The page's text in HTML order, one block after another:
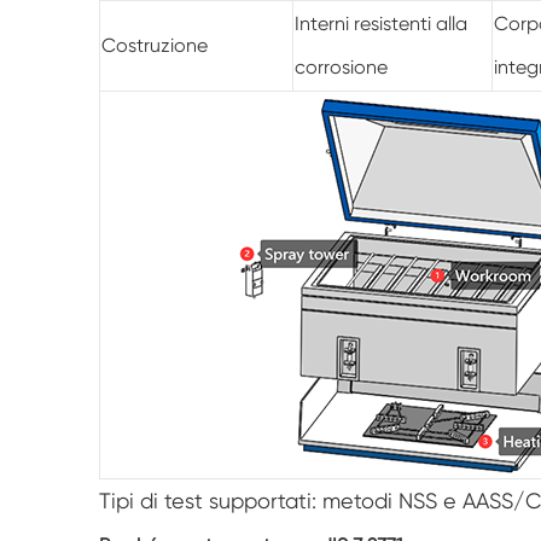
Costruzione
Interni resistenti alla
corrosione
Tipi di test supportati: metodi NSS e AASS/